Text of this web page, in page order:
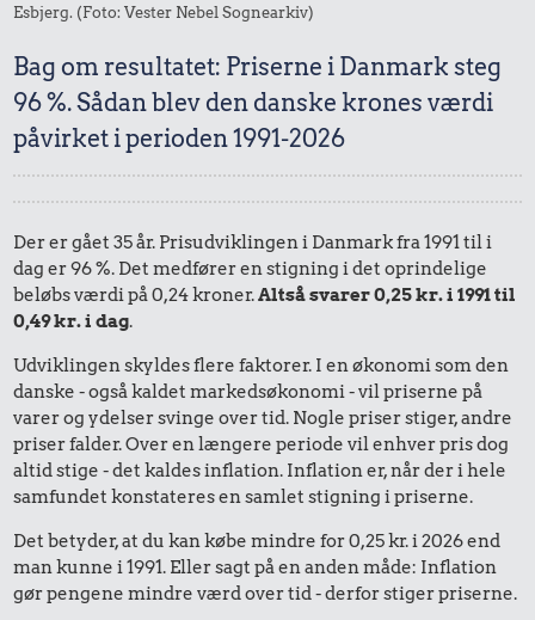
Esbjerg. (Foto: Vester Nebel Sognearkiv)
Bag om resultatet: Priserne i Danmark steg
96 %. Sådan blev den danske krones værdi
påvirket i perioden 1991-2026
Der er gået 35 år. Prisudviklingen i Danmark fra 1991 til i
dag er 96 %. Det medfører en stigning i det oprindelige
beløbs værdi på 0,24 kroner.Altså svarer 0,25 kr. i 1991 til
0,49 kr. i dag.
Udviklingen skyldes flere faktorer. I en økonomi som den
danske - også kaldet markedsøkonomi - vil priserne på
varer og ydelser svinge over tid. Nogle priser stiger, andre
priser falder. Over en længere periode vil enhver pris dog
altid stige - det kaldes inflation. Inflation er, når der i hele
samfundet konstateres en samlet stigning i priserne.
Det betyder, at du kan købe mindre for 0,25 kr. i 2026 end
man kunne i 1991. Eller sagt på en anden måde: Inflation
gør pengene mindre værd over tid - derfor stiger priserne.